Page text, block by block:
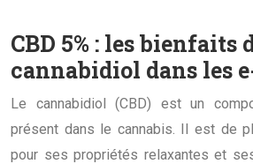
CBD 5% : les bienfaits
cannabidiol dans les
Le cannabidiol (CBD) est un
présent dans le cannabis. Il est de
pour ses propriétés relaxantes et